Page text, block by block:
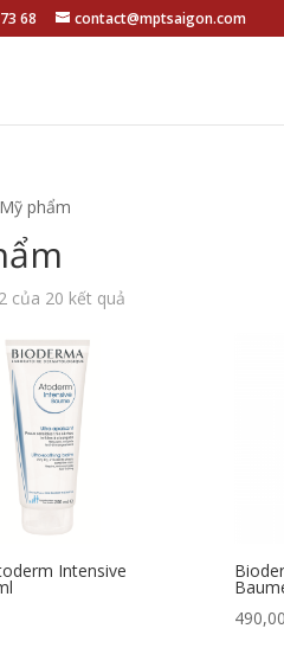
68 contact@mptsaigon.com
phẩm
của 20 kết quả
Intensive